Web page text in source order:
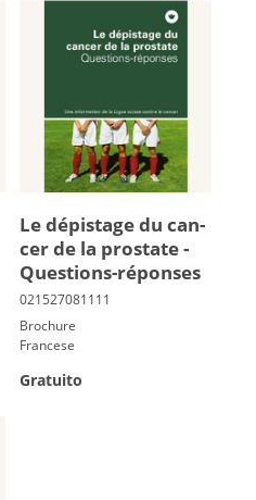
Le dé­pis­tage du can­
cer de la pros­tate -
Ques­tions-ré­ponses
Brochure
Francese
Gratuito